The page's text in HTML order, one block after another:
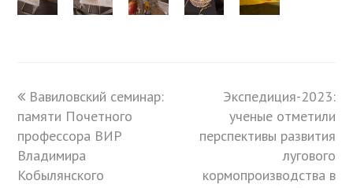
previous
post:
Вавиловский семинар:
памяти Почетного
профессора ВИР
Владимира
Кобылянского
next
post:
Экспедиция-2023:
ученые отметили
перспективы развития
лугового
кормопроизводства в